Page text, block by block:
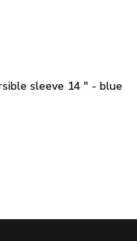
sleeve 14 " - blue